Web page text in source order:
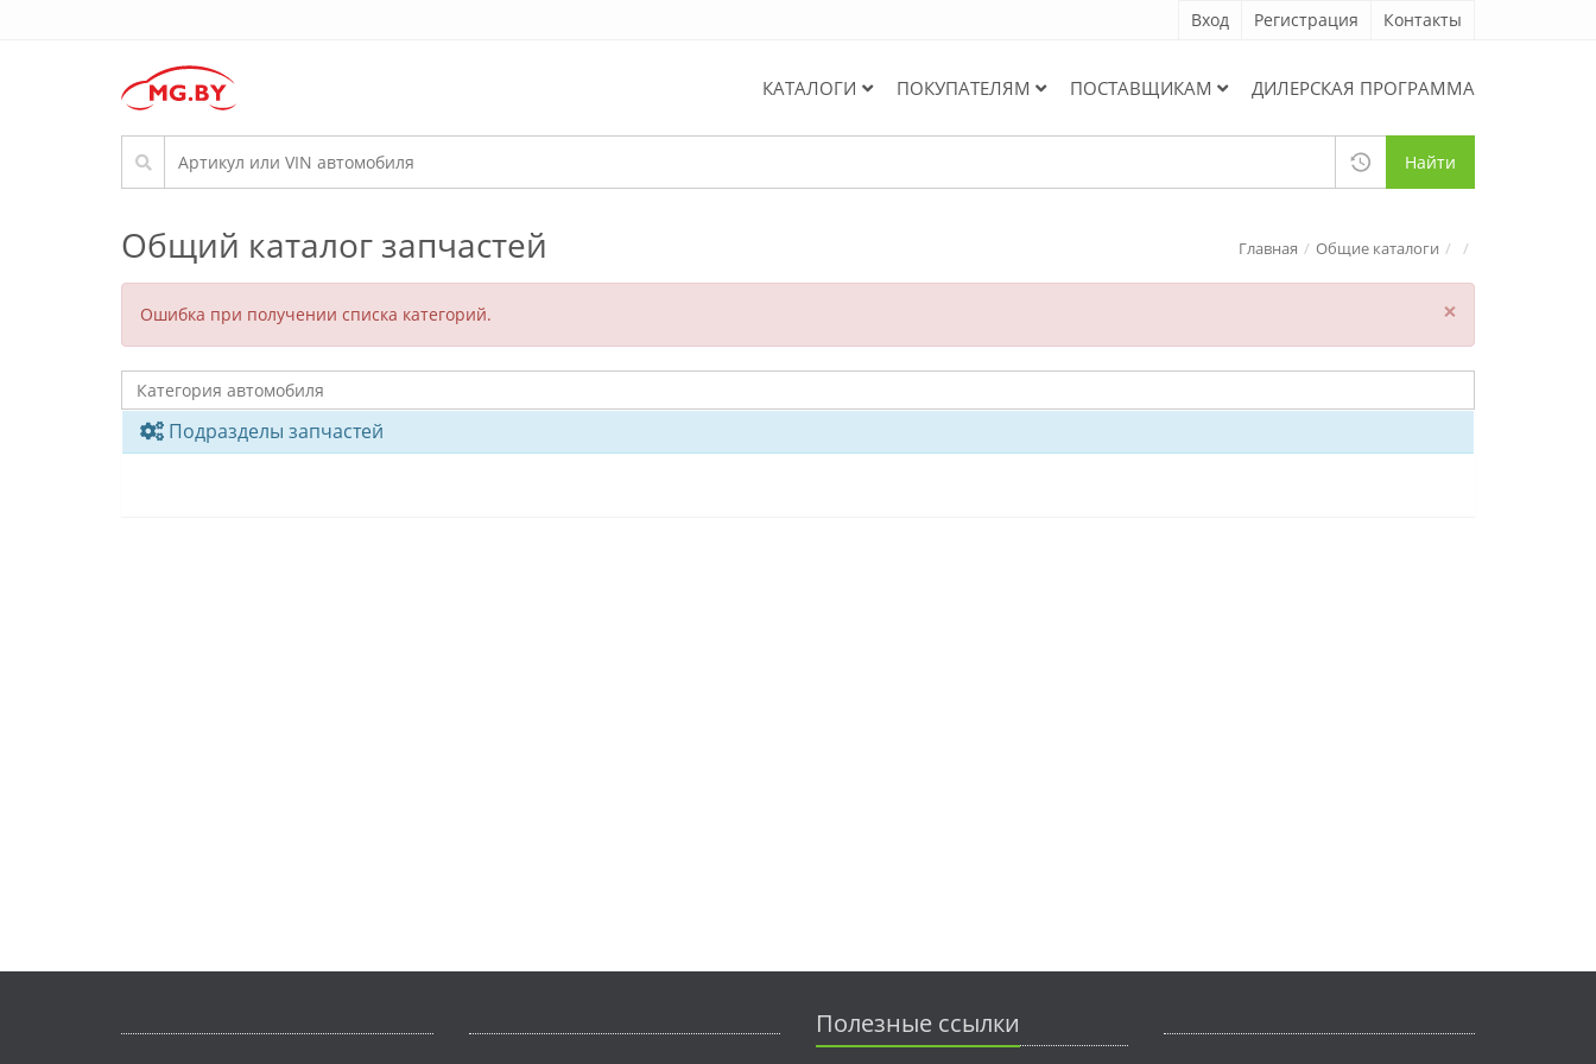
Вход Регистрация Контакты
КАТАЛОГИ ПОКУПАТЕЛЯМ ПОСТАВЩИКАМ ДИЛЕРСКАЯ ПРОГРАММА
Найти
Общий каталог запчастей Главная Общие каталоги
Ошибка при получении списка категорий. ×
Подразделы запчастей
Полезные ссылки